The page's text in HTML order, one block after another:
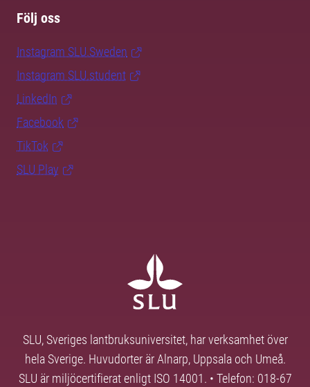
Följ oss
Instagram SLU.Sweden
Instagram SLU.student
LinkedIn
Facebook
TikTok
SLU Play
SLU, Sveriges lantbruksuniversitet, har verksamhet över
hela Sverige. Huvudorter är Alnarp, Uppsala och Umeå.
SLU är miljöcertifierat enligt ISO 14001. • Telefon: 018-67